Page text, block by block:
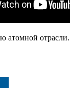
атомной